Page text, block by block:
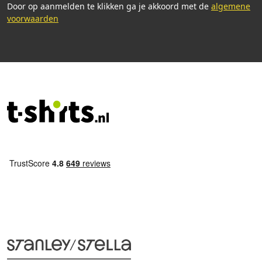
Door op aanmelden te klikken ga je akkoord met de algemene
voorwaarden